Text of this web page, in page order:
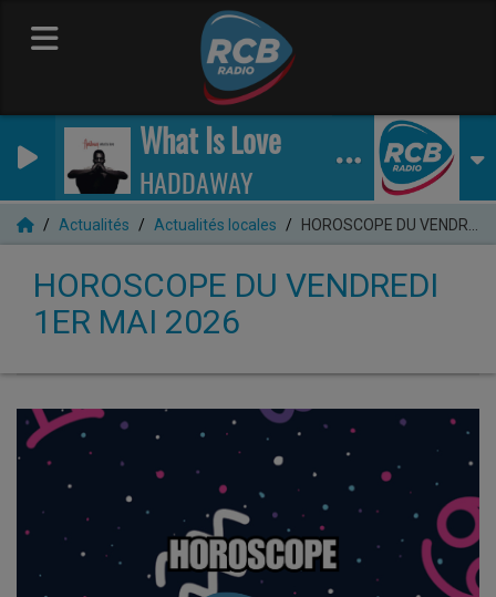
What Is Love
HADDAWAY
Actualités Actualités locales HOROSCOPE DU VENDREDI 1ER MAI 2026
HOROSCOPE DU VENDREDI
1ER MAI 2026